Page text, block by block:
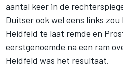
aantal keer in de
Duitser ook wel eens links
Heidfeld te laat remde en
eerstgenoemde na een ram
Heidfeld was het resultaat.